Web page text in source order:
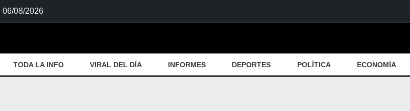
06/08/2026
TODA LA INFO VIRAL DEL DÍA INFORMES DEPORTES POLÍTICA ECONOMÍA